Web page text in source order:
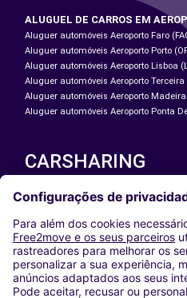
ALUGUEL DE CARROS EM
Aluguer automóveis Aeroporto Faro
Aluguer automóveis Aeroporto Porto
Aluguer automóveis Aeroporto Lisboa
Aluguer automóveis Aeroporto Terceira
Aluguer automóveis Aeroporto Madeira
Aluguer automóveis Aeroporto Ponta
CARSHARING
NOSSAS CIDADES
Washington DC
Milan
Rome
Turin
Vienna